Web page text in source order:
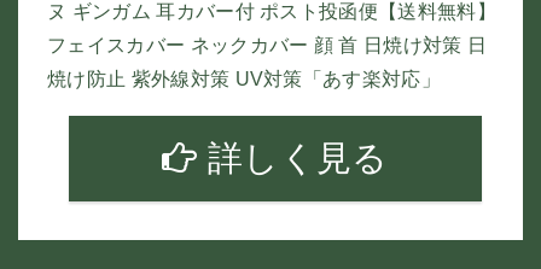
ヌ ギンガム 耳カバー付 ポスト投函便【送料無料】
フェイスカバー ネックカバー 顔 首 日焼け対策 日
焼け防止 紫外線対策 UV対策「あす楽対応」
詳しく見る